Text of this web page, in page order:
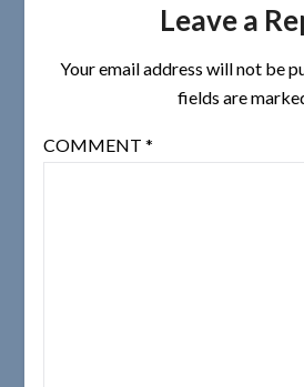
Leave a
Your email address will not be
fields are
COMMENT *